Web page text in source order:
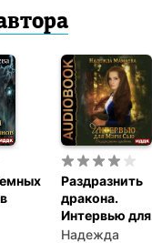
Раздразнить
дракона.
Интервью для
Мэри Сью
Надежда